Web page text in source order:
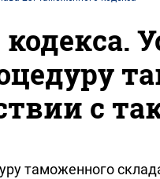
с
таможенного